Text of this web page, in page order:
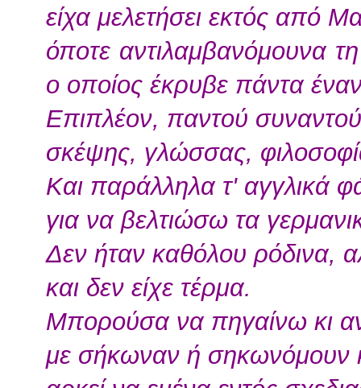
είχα μελετήσει εκτός από
όποτε αντιλαμβανόμουνα
ο οποίος έκρυβε πάντα
Επιπλέον, παντού
σκέψης, γλώσσας,
Και παράλληλα τ' αγγλικά
για να βελτιώσω τα
Δεν ήταν καθόλου ρόδινα,
και δεν είχε τέρμα.
Μπορούσα να πηγαίνω κι
με σήκωναν ή σηκωνόμουν